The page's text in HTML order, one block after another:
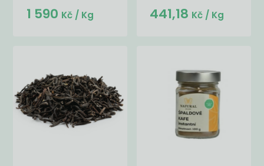
1 590 Kč / Kg 441,18 Kč / Kg